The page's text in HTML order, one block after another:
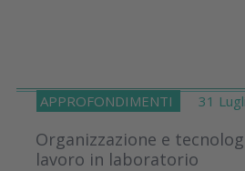
APPROFONDIMENTI 31
Organizzazione e
lavoro in laboratorio